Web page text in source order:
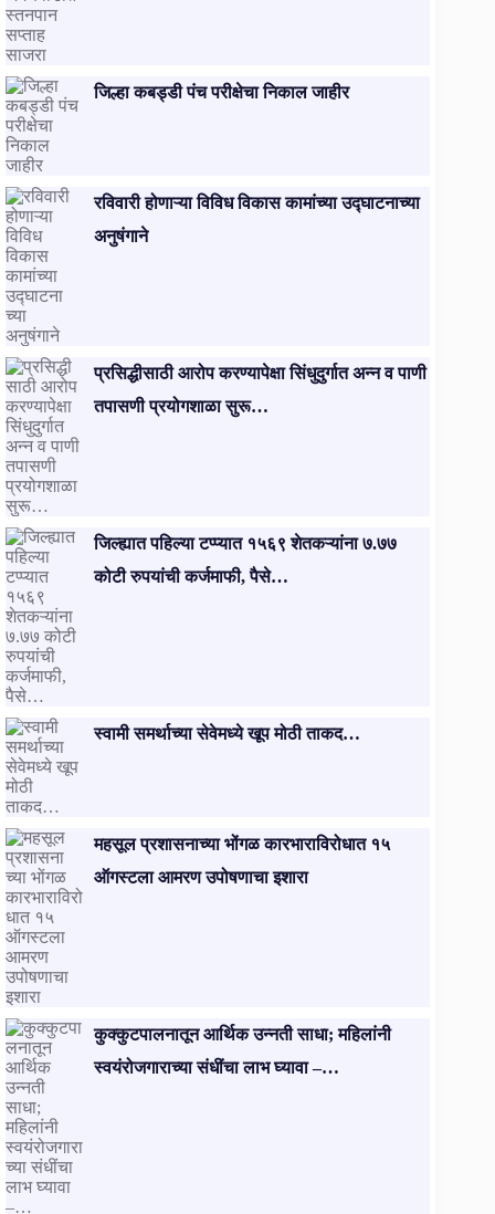
जिल्हा कबड्डी पंच परीक्षेचा निकाल जाहीर
रविवारी होणाऱ्या विविध विकास कामांच्या उद्घाटनाच्या
अनुषंगाने
प्रसिद्धीसाठी आरोप करण्यापेक्षा सिंधुदुर्गात अन्न व पाणी
तपासणी प्रयोगशाळा सुरू…
जिल्ह्यात पहिल्या टप्प्यात १५६९ शेतकऱ्यांना ७.७७
कोटी रुपयांची कर्जमाफी, पैसे…
स्वामी समर्थाच्या सेवेमध्ये खूप मोठी ताकद…
​महसूल प्रशासनाच्या भोंगळ कारभाराविरोधात १५
ऑगस्टला आमरण उपोषणाचा इशारा
कुक्कुटपालनातून आर्थिक उन्नती साधा; महिलांनी
स्वयंरोजगाराच्या संधींचा लाभ घ्यावा –…